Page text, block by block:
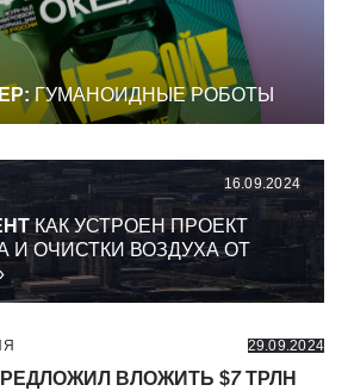
ГУМАНОИДНЫЕ РОБОТЫ
16.09.2024
КАК УСТРОЕН ПРОЕКТ
И ОЧИСТКИ ВОЗДУХА ОТ
29.09.2024
ВЛОЖИТЬ $7ТРЛН